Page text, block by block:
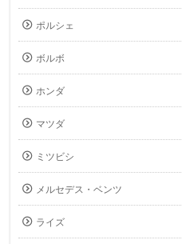
ポルシェ
ボルボ
ホンダ
マツダ
ミツビシ
メルセデス・ベンツ
ライズ